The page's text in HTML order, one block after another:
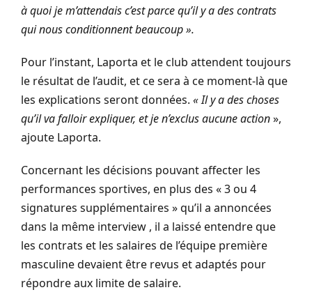
à quoi je m’attendais c’est parce qu’il y a des contrats
qui nous conditionnent beaucoup ».
Pour l’instant, Laporta et le club attendent toujours
le résultat de l’audit, et ce sera à ce moment-là que
les explications seront données. « Il y a des choses
qu’il va falloir expliquer, et je n’exclus aucune action»,
ajoute Laporta.
Concernant les décisions pouvant affecter les
performances sportives, en plus des « 3 ou 4
signatures supplémentaires » qu’il a annoncées
dans la même interview , il a laissé entendre que
les contrats et les salaires de l’équipe première
masculine devaient être revus et adaptés pour
répondre aux limite de salaire.